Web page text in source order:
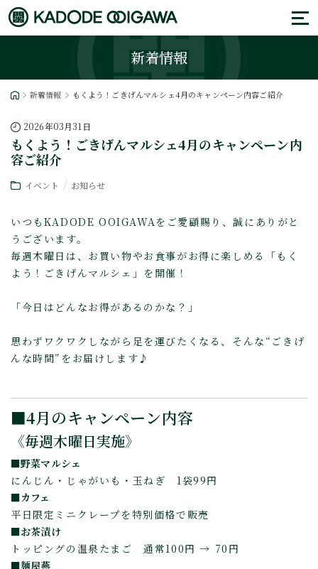
新着情報
新着情報 もくよう！ごきげんマルシェ4月のキャンペーン内容ご紹介
2026年03月31日
もくよう！ごきげんマルシェ4月のキャンペーン内
容ご紹介
イベント お知らせ
いつもKADODE OOIGAWAをご愛顧賜り、誠にありがと
うございます。
毎週木曜日は、お買い物やお食事がお得に楽しめる「もく
よう！ごきげんマルシェ」を開催！
「今日はどんなお得があるのかな？」
思わずワクワクしながら足を運びたくなる、そんな“ごきげ
んな時間”をお届けします♪
■4月のキャンペーン内容
《毎週木曜日実施》
■野菜マルシェ
にんじん・じゃがいも・玉ねぎ 1袋99円
■カフェ
平日限定ミニクレープを特別価格で販売
■お茶漬け
トッピングの温泉たまご 通常100円 → 70円
■麺屋燕